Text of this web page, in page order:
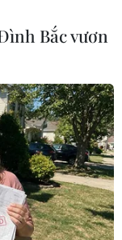
3 đảo
Bắc vươn